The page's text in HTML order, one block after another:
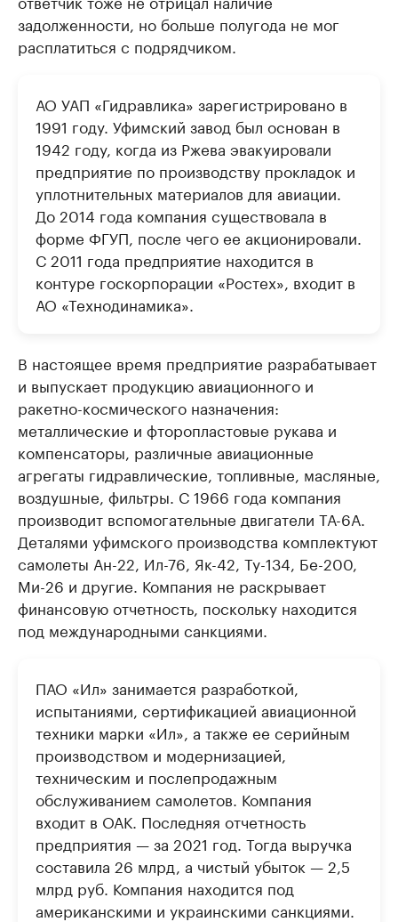
задолженности, но больше полугода не мог
расплатиться с подрядчиком.
АО УАП «Гидравлика» зарегистрировано в
1991 году. Уфимский завод был основан в
1942 году, когда из Ржева эвакуировали
предприятие по производству прокладок и
уплотнительных материалов для авиации.
До 2014 года компания существовала в
форме ФГУП, после чего ее акционировали.
С 2011 года предприятие находится в
контуре госкорпорации «Ростех», входит в
АО «Технодинамика».
В настоящее время предприятие разрабатывает
и выпускает продукцию авиационного и
ракетно-космического назначения:
металлические и фторопластовые рукава и
компенсаторы, различные авиационные
агрегаты гидравлические, топливные, масляные,
воздушные, фильтры. С 1966 года компания
производит вспомогательные двигатели ТА-6А.
Деталями уфимского производства комплектуют
самолеты Ан-22, Ил-76, Як-42, Ту-134, Бе-200,
Ми-26 и другие. Компания не раскрывает
финансовую отчетность, поскольку находится
под международными санкциями.
ПАО «Ил» занимается разработкой,
испытаниями, сертификацией авиационной
техники марки «Ил», а также ее серийным
производством и модернизацией,
техническим и послепродажным
обслуживанием самолетов. Компания
входит в ОАК. Последняя отчетность
предприятия — за 2021 год. Тогда выручка
составила 26 млрд, а чистый убыток — 2,5
млрд руб. Компания находится под
американскими и украинскими санкциями.